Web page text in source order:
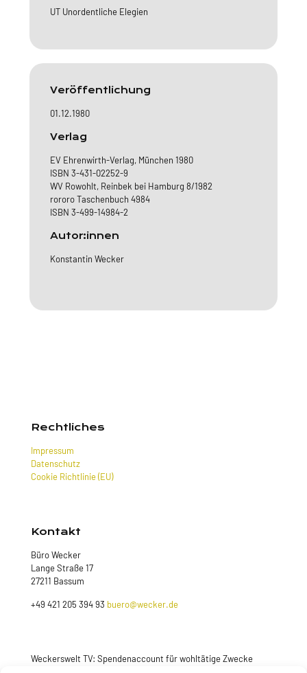
UT Unordentliche Elegien
Veröffentlichung
01.12.1980
Verlag
EV Ehrenwirth-Verlag, München 1980
ISBN 3-431-02252-9
WV Rowohlt, Reinbek bei Hamburg 8/1982
rororo Taschenbuch 4984
ISBN 3-499-14984-2
Autor:innen
Konstantin Wecker
Rechtliches
Impressum
Datenschutz
Cookie Richtlinie (EU)
Kontakt
Büro Wecker
Lange Straße 17
27211 Bassum
+49 421 205 394 93 buero@wecker.de
Weckerswelt TV: Spendenaccount für wohltätige Zwecke